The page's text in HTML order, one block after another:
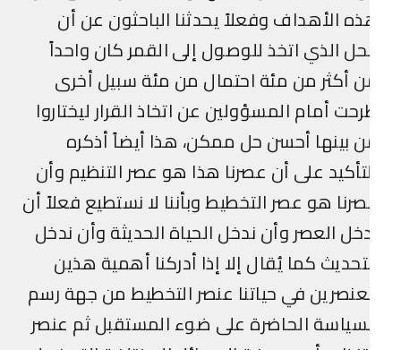
الأهداف وفعلاً يحدثنا الباحثون عن أن
الذي اتخذ للوصول إلى القمر كان واحداً
أكثر من مئة احتمال من مئة سبيل أخرى
أمام المسؤولين عن اتخاذ القرار ليختاروا
بينها أحسن حل ممكن، هذا أيضاً أذكره
على أن عصرنا هذا هو عصر التنظيم وأن
هو عصر التخطيط وبأننا لا نستطيع فعلاً أن
العصر وأن ندخل الحياة الحديثة وأن ندخل
كما يُقال إلا إذا أدركنا أهمية هذين
في حياتنا عنصر التخطيط من جهة رسم
الحاضرة على ضوء المستقبل ثم عنصر